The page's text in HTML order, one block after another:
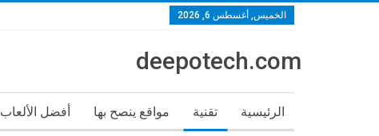
الخميس, أغسطس 6, 2026
deepotech.com
الرئيسية تقنية مواقع ينصح بها أفضل الألعاب